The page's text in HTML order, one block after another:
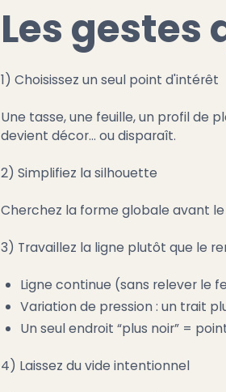
Les
1) Choisissez un seul point d'intérêt
Une tasse, une feuille, un profil de
devient décor… ou disparaît.
2) Simplifiez la silhouette
Cherchez la forme globale avant le
3) Travaillez la ligne plutôt que le
Ligne continue (sans relever le
Variation de pression : un trait
Un seul endroit “plus noir” =
4) Laissez du vide intentionnel